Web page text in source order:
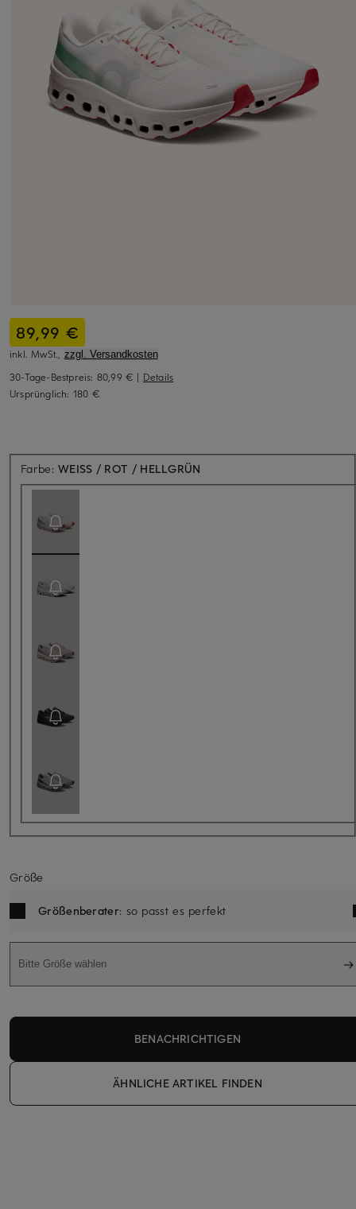
89,99 €
inkl. MwSt., zzgl. Versandkosten
30-Tage-Bestpreis: 80,99 € | Details
Ursprünglich: 180 €
Farbe:WEISS / ROT / HELLGRÜN
Größe
Größenberater: so passt es perfekt
Bitte Größe wählen
BENACHRICHTIGEN
ÄHNLICHE ARTIKEL FINDEN